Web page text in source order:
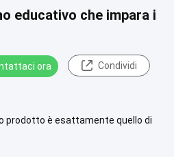
educativo che impara i
ora Condividi
prodotto è esattamente quello di